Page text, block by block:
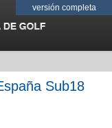
versión completa
Sub18